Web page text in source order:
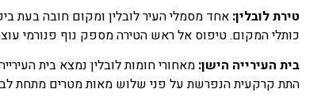
טירת לובלין: אחד מסמלי העיר לובלין ומקום חובה בעת
כותלי המקום. טיפוס אל ראש הטירה מספק נוף פנורמי
בית העירייה הישן: מאחורי חומות לובלין נמצא בית
התת קרקעית הנפרשת על פני שלוש מאות מטרים מתחת